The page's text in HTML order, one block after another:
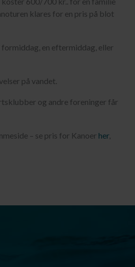
klares for en pris på blot
en eftermiddag, eller
på vandet.
og andre foreninger får
– se pris for Kanoer her,